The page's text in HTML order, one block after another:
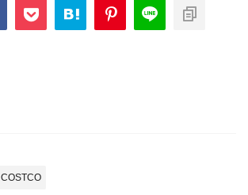
COSTCO